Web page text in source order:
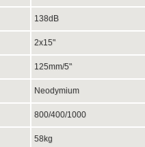
138dB
2x15"
125mm/5"
Neodymium
800/400/1000
58kg